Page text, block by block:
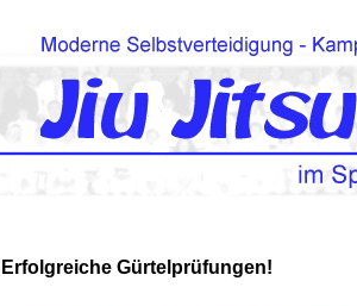
Erfolgreiche Gürtelprüfungen!